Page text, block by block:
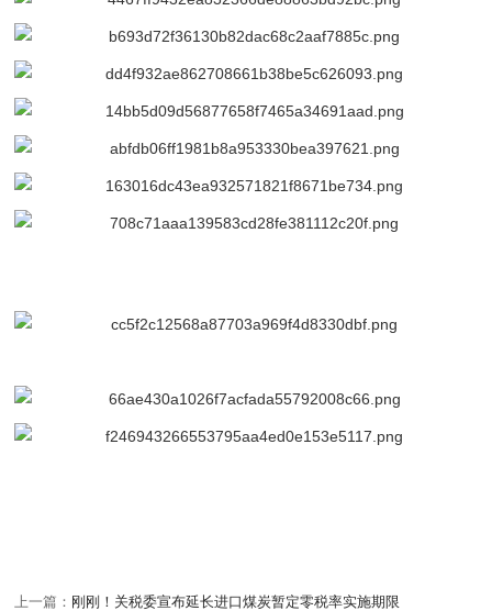
上一篇： 刚刚！关税委宣布延长进口煤炭暂定零税率实施期限